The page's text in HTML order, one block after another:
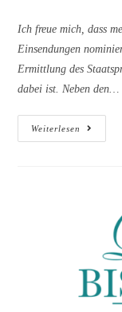
Ich freue mich, dass
Einsendungen
Ermittlung des
dabei ist. Neben den…
Weiterlesen
Für
NRW